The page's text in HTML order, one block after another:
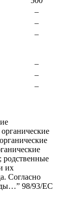
–
–
–
–
–
–
родственные
их
Согласно
98/93/EC